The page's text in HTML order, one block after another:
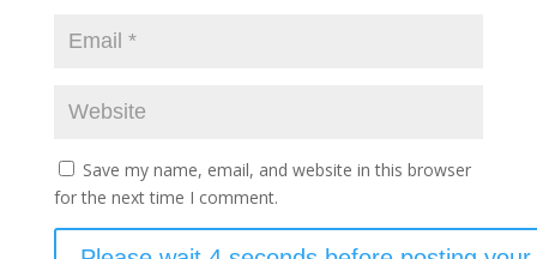
Save my name, email, and website in this browser
for the next time I comment.